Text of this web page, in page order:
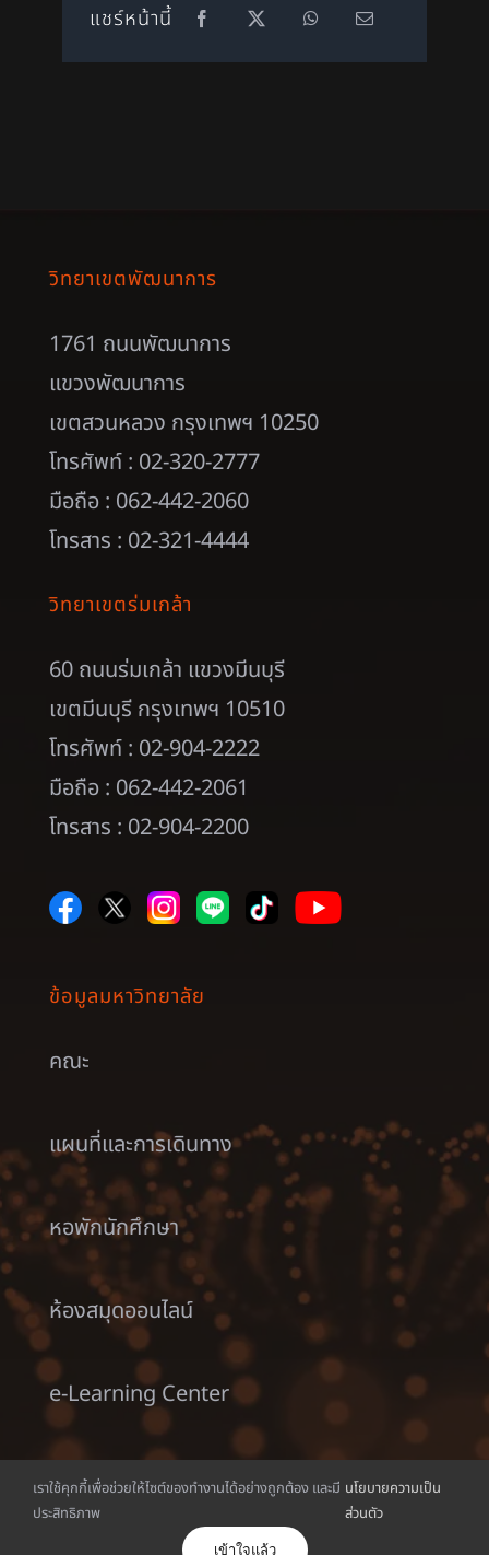
แชร์หน้านี้
วิทยาเขตพัฒนาการ
1761 ถนนพัฒนาการ
แขวงพัฒนาการ
เขตสวนหลวง กรุงเทพฯ 10250
โทรศัพท์ : 02-320-2777
มือถือ : 062-442-2060
โทรสาร : 02-321-4444
วิทยาเขตร่มเกล้า
60 ถนนร่มเกล้า แขวงมีนบุรี
เขตมีนบุรี กรุงเทพฯ 10510
โทรศัพท์ : 02-904-2222
มือถือ : 062-442-2061
โทรสาร : 02-904-2200
ข้อมูลมหาวิทยาลัย
คณะ
แผนที่และการเดินทาง
หอพักนักศึกษา
ห้องสมุดออนไลน์
e-Learning Center
พิธีประสาทปริญญา
เราใช้คุกกี้เพื่อช่วยให้ไซต์ของทำงานได้อย่างถูกต้อง และมี
ประสิทธิภาพ
นโยบายความเป็น
ส่วนตัว
เข้าใจแล้ว